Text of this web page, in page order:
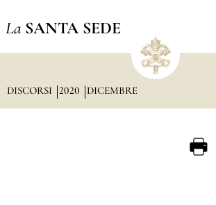
La SANTA SEDE
DISCORSI 2020 DICEMBRE